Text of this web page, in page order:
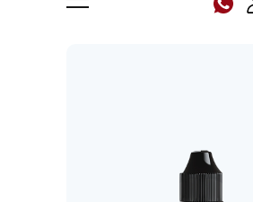
Продукция